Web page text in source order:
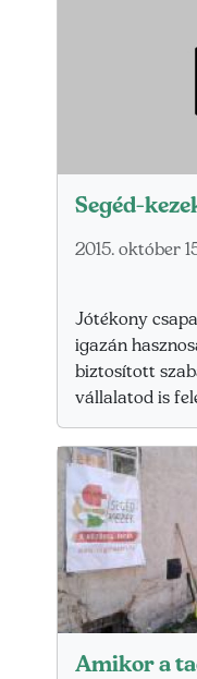
Segéd-
2015. október
Jótékony
igazán
biztosított
vállalatod is
Amikor a